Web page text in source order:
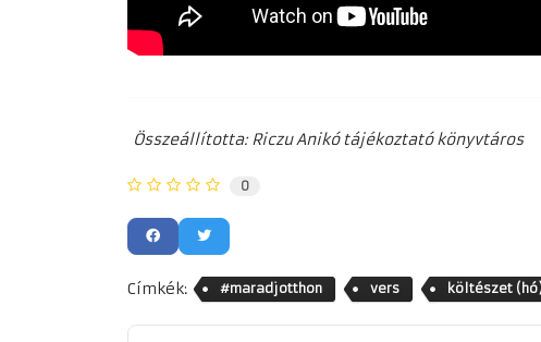
Összeállította: Riczu Anikó tájékoztató könyvtáros
0
Címkék: #maradjotthon vers költészet